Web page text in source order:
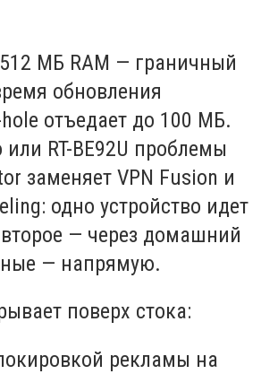
512 МБ RAM — граничный
обновления
отъедает до 100 МБ.
или RT-BE92U проблемы
заменяет VPN Fusion и
одно устройство идет
— через домашний
— напрямую.
поверх стока:
рекламы на